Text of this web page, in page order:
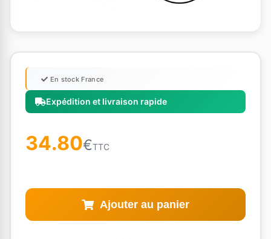
Expédition et livraison rapide
En stock France
34.80€TTC
Ajouter au panier